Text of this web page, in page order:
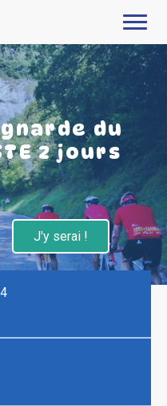
du
2 jours
J'y serai !